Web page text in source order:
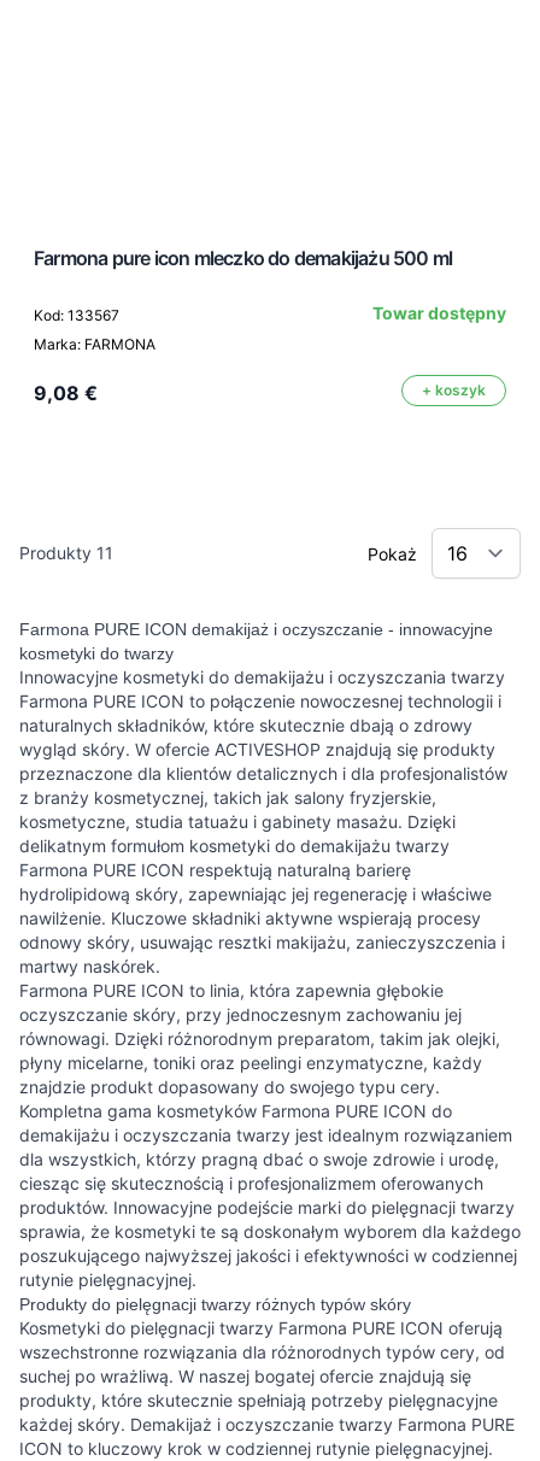
Farmona pure icon mleczko do demakijażu 500 ml
Kod: 133567
Marka: FARMONA
Towar dostępny
9,08 € + koszyk
Produkty 11 Pokaż
Farmona PURE ICON demakijaż i oczyszczanie - innowacyjne
kosmetyki do twarzy
Innowacyjne kosmetyki do demakijażu i oczyszczania twarzy
Farmona PURE ICON to połączenie nowoczesnej technologii i
naturalnych składników, które skutecznie dbają o zdrowy
wygląd skóry. W ofercie ACTIVESHOP znajdują się produkty
przeznaczone dla klientów detalicznych i dla profesjonalistów
z branży kosmetycznej, takich jak salony fryzjerskie,
kosmetyczne, studia tatuażu i gabinety masażu. Dzięki
delikatnym formułom kosmetyki do demakijażu twarzy
Farmona PURE ICON respektują naturalną barierę
hydrolipidową skóry, zapewniając jej regenerację i właściwe
nawilżenie. Kluczowe składniki aktywne wspierają procesy
odnowy skóry, usuwając resztki makijażu, zanieczyszczenia i
martwy naskórek.
Farmona PURE ICON to linia, która zapewnia głębokie
oczyszczanie skóry, przy jednoczesnym zachowaniu jej
równowagi. Dzięki różnorodnym preparatom, takim jak olejki,
płyny micelarne, toniki oraz peelingi enzymatyczne, każdy
znajdzie produkt dopasowany do swojego typu cery.
Kompletna gama kosmetyków Farmona PURE ICON do
demakijażu i oczyszczania twarzy jest idealnym rozwiązaniem
dla wszystkich, którzy pragną dbać o swoje zdrowie i urodę,
ciesząc się skutecznością i profesjonalizmem oferowanych
produktów. Innowacyjne podejście marki do pielęgnacji twarzy
sprawia, że kosmetyki te są doskonałym wyborem dla każdego
poszukującego najwyższej jakości i efektywności w codziennej
rutynie pielęgnacyjnej.
Produkty do pielęgnacji twarzy różnych typów skóry
Kosmetyki do pielęgnacji twarzy Farmona PURE ICON oferują
wszechstronne rozwiązania dla różnorodnych typów cery, od
suchej po wrażliwą. W naszej bogatej ofercie znajdują się
produkty, które skutecznie spełniają potrzeby pielęgnacyjne
każdej skóry. Demakijaż i oczyszczanie twarzy Farmona PURE
ICON to kluczowy krok w codziennej rutynie pielęgnacyjnej.